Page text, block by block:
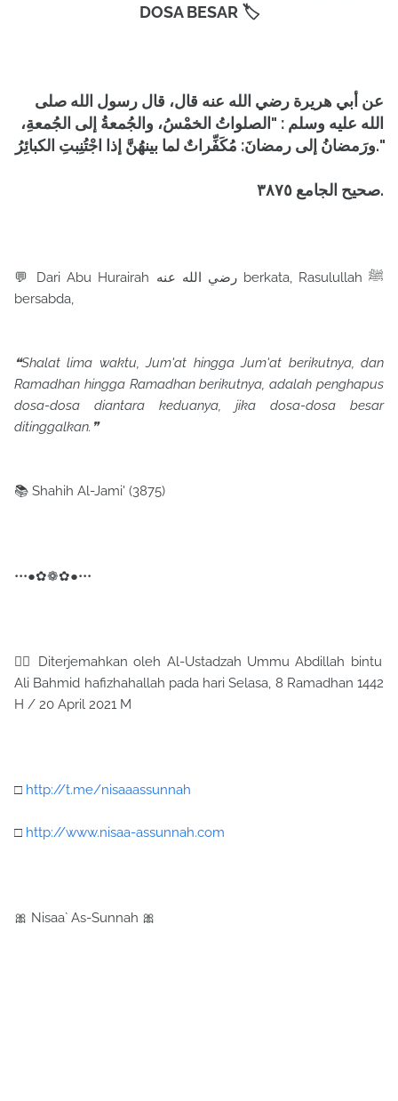
DOSA BESAR 🏷️
عن أبي هريرة رضي الله عنه قال، قال رسول الله صلى
الله عليه وسلم : "الصلواتُ الخمْسُ، والجُمعةُ إلى الجُمعةِ،
ورَمضانُ إلى رمضانَ: مُكَفِّراتٌ لما بينهُنَّ إذا اجْتُنِبتِ الكبائِرُ."
صحيح الجامع ٣٨٧٥.
💬 Dari Abu Hurairah رضي الله عنه berkata, Rasulullah ﷺ
bersabda,
❝Shalat lima waktu, Jum'at hingga Jum'at berikutnya, dan
Ramadhan hingga Ramadhan berikutnya, adalah penghapus
dosa-dosa diantara keduanya, jika dosa-dosa besar
ditinggalkan.❞
📚 Shahih Al-Jami' (3875)
•••●✿❁✿●•••
✍🏼 Diterjemahkan oleh Al-Ustadzah Ummu Abdillah bintu
Ali Bahmid hafizhahallah pada hari Selasa, 8 Ramadhan 1442
H / 20 April 2021 M
□ http://t.me/nisaaassunnah
□ http://www.nisaa-assunnah.com
🎀 Nisaa` As-Sunnah 🎀